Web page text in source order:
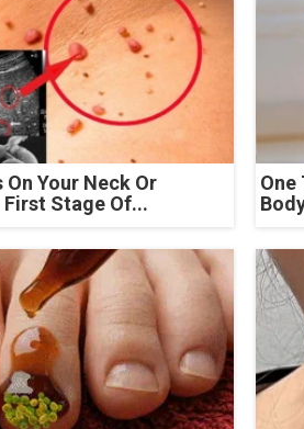
Your Neck Or
Stage Of...
One